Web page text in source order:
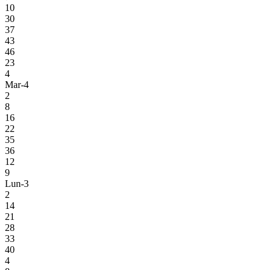
10
30
37
43
46
23
4
Mar-4
2
8
16
22
35
36
12
9
Lun-3
2
14
21
28
33
40
4